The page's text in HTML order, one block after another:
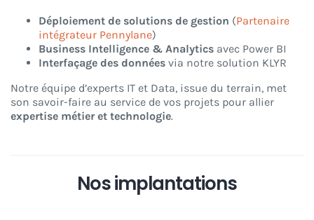
Déploiement de solutions de gestion (Partenaire
intégrateur Pennylane)
Business Intelligence & Analyticsavec Power BI
Interfaçage des donnéesvia notre solution KLYR
Notre équipe d’experts IT et Data, issue du terrain, met
son savoir-faire au service de vos projets pour allier
expertise métier et technologie.
Nos implantations